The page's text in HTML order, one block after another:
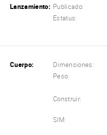
Lanzamiento: Publicado:
Estatus:
Cuerpo: Dimensiones:
Peso:
Construir:
SIM: